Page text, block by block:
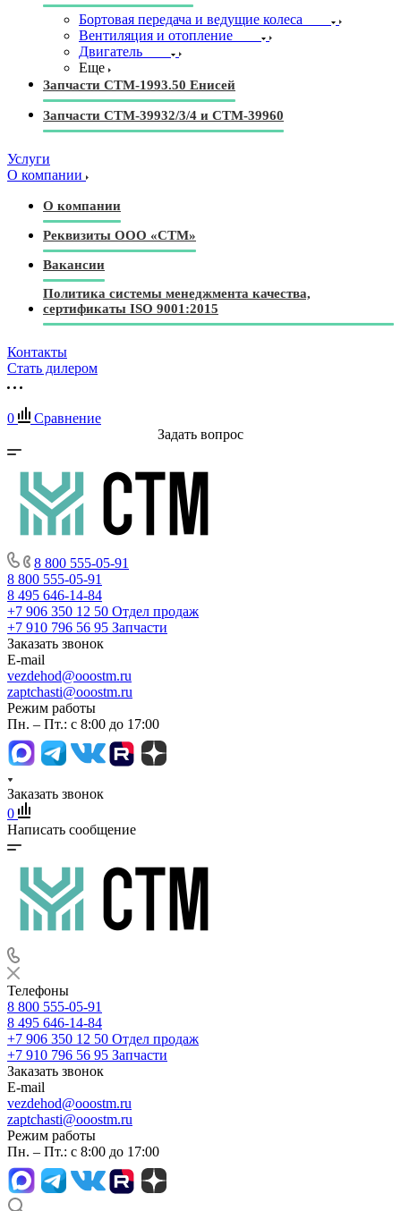
Бортовая передача и ведущие колеса
Вентиляция и отопление
Двигатель
Еще
Запчасти СТМ-1993.50 Енисей
Запчасти СТМ-39932/3/4 и СТМ-39960
Услуги
О компании
О компании
Реквизиты ООО «СТМ»
Вакансии
Политика системы менеджмента качества,
сертификаты ISO 9001:2015
Контакты
Стать дилером
0
Сравнение
Задать вопрос
8 800 555-05-91
8 800 555-05-91
8 495 646-14-84
+7 906 350 12 50 Отдел продаж
+7 910 796 56 95 Запчасти
Заказать звонок
E-mail
vezdehod@ooostm.ru
zaptchasti@ooostm.ru
Режим работы
Пн. – Пт.: с 8:00 до 17:00
Заказать звонок
0
Написать сообщение
Телефоны
8 800 555-05-91
8 495 646-14-84
+7 906 350 12 50 Отдел продаж
+7 910 796 56 95 Запчасти
Заказать звонок
E-mail
vezdehod@ooostm.ru
zaptchasti@ooostm.ru
Режим работы
Пн. – Пт.: с 8:00 до 17:00